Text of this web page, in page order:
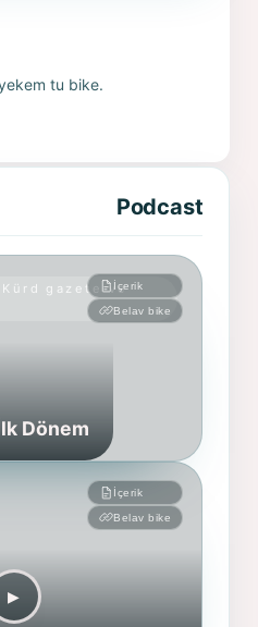
tu bike.
Podcast
Kürd gazete veİçerik
Belav bike
Dönem
İçerik
Belav bike
▶︎